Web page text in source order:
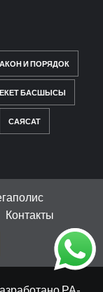
И ПОРЯДОК
БАСШЫСЫ
САЯСАТ
Контакты
РА-